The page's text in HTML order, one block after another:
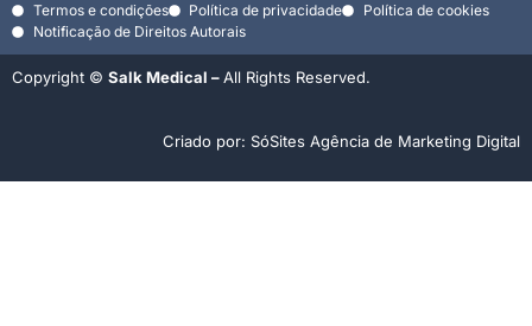
Termos e condições Política de privacidade
Política de cookies
Notificação de Direitos Autorais
Copyright © Salk Medical –All Rights Reserved.
Criado por: SóSites Agência de Marketing Digital